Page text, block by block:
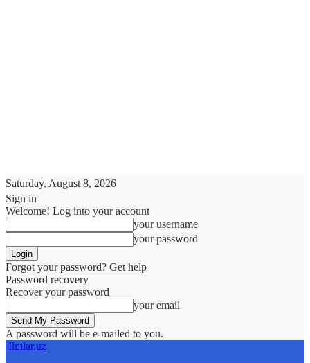
Saturday, August 8, 2026
Sign in
Welcome! Log into your account
your username
your password
Forgot your password? Get help
Password recovery
Recover your password
your email
A password will be e-mailed to you.
Ilmlar.uz